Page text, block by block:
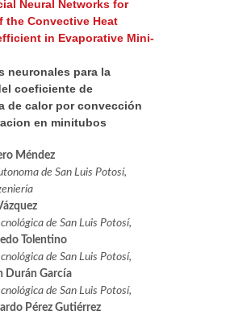
Neural Networks for
the Convective Heat
in Evaporative Mini-
neuronales para la
coeficiente de
de calor por convección
en minitubos
Méndez
de San Luis Potosí,
de San Luis Potosí,
Tolentino
de San Luis Potosí,
Durán García
de San Luis Potosí,
Pérez Gutiérrez